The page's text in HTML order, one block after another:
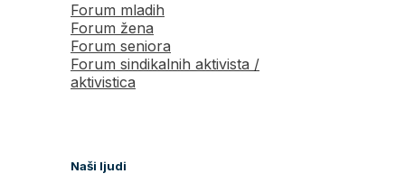
Forum mladih
Forum žena
Forum seniora
Forum sindikalnih aktivista /
aktivistica
Naši ljudi